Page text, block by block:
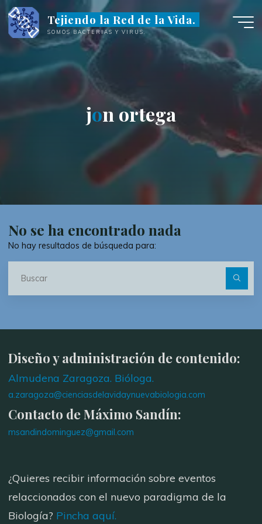
Saltar
contenido
Tejiendo la Red de la Vida.
SOMOS BACTERIAS Y VIRUS.
jo
on ortega
No se ha encontrado nada
No hay resultados de búsqueda para:
Diseño y administración de contenido:
Almudena Zaragoza. Bióloga.
a.zaragoza@cienciasdelavidaynuevabiologia.com
Contacto de Máximo Sandín:
msandindominguez@gmail.com
¿Quieres recibir información sobre eventos
relaccionados con el nuevo paradigma de la
Biología? Pincha aquí.